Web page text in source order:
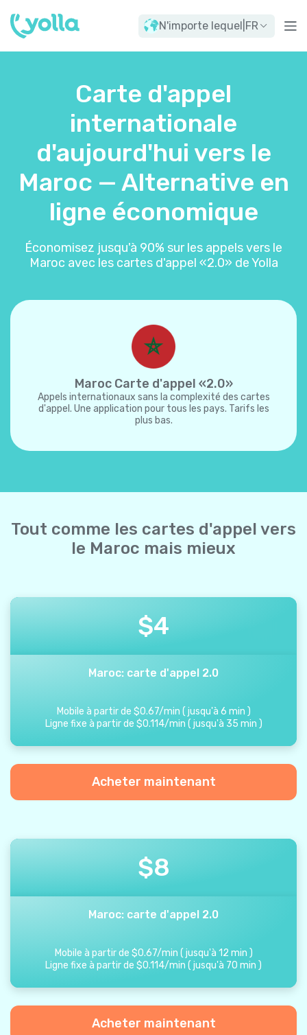
N'importe lequel FR
Carte d'appel
internationale
d'aujourd'hui vers le
Maroc — Alternative en
ligne économique
Économisez jusqu'à 90% sur les appels vers le
Maroc avec les cartes d'appel «2.0» de Yolla
Maroc Carte d'appel «2.0»
Appels internationaux sans la complexité des cartes
d'appel. Une application pour tous les pays. Tarifs les
plus bas.
Tout comme les cartes d'appel vers
le Maroc mais mieux
$4
Maroc: carte d'appel 2.0
Mobile à partir de $0.67/min ( jusqu'à 6 min )
Ligne fixe à partir de $0.114/min ( jusqu'à 35 min )
Acheter maintenant
$8
Maroc: carte d'appel 2.0
Mobile à partir de $0.67/min ( jusqu'à 12 min )
Ligne fixe à partir de $0.114/min ( jusqu'à 70 min )
Acheter maintenant